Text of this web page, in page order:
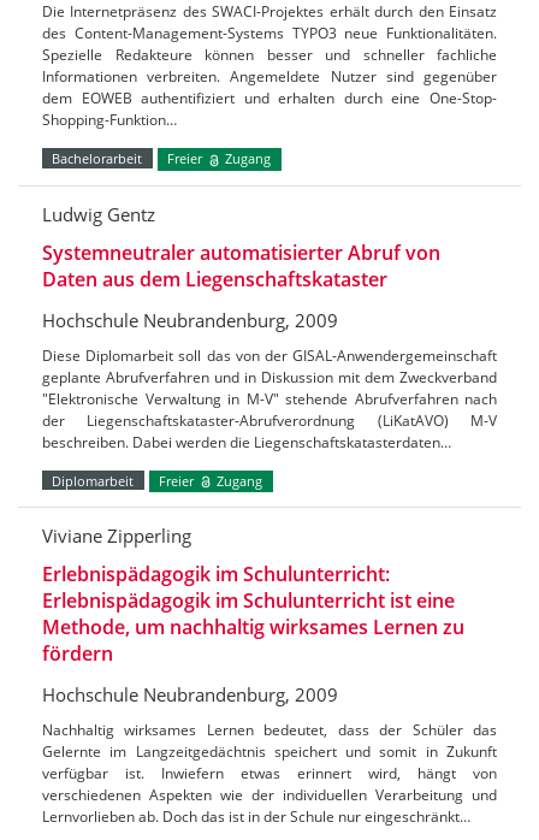
Die Internetpräsenz des SWACI-Projektes erhält durch den Einsatz
des Content-Management-Systems TYPO3 neue Funktionalitäten.
Spezielle Redakteure können besser und schneller fachliche
Informationen verbreiten. Angemeldete Nutzer sind gegenüber
dem EOWEB authentifiziert und erhalten durch eine One-Stop-
Shopping-Funktion…
Bachelorarbeit Freier Zugang
Ludwig Gentz
Systemneutraler automatisierter Abruf von
Daten aus dem Liegenschaftskataster
Hochschule Neubrandenburg, 2009
Diese Diplomarbeit soll das von der GISAL-Anwendergemeinschaft
geplante Abrufverfahren und in Diskussion mit dem Zweckverband
"Elektronische Verwaltung in M-V" stehende Abrufverfahren nach
der Liegenschaftskataster-Abrufverordnung (LiKatAVO) M-V
beschreiben. Dabei werden die Liegenschaftskatasterdaten…
Diplomarbeit Freier Zugang
Viviane Zipperling
Erlebnispädagogik im Schulunterricht:
Erlebnispädagogik im Schulunterricht ist eine
Methode, um nachhaltig wirksames Lernen zu
fördern
Hochschule Neubrandenburg, 2009
Nachhaltig wirksames Lernen bedeutet, dass der Schüler das
Gelernte im Langzeitgedächtnis speichert und somit in Zukunft
verfügbar ist. Inwiefern etwas erinnert wird, hängt von
verschiedenen Aspekten wie der individuellen Verarbeitung und
Lernvorlieben ab. Doch das ist in der Schule nur eingeschränkt…